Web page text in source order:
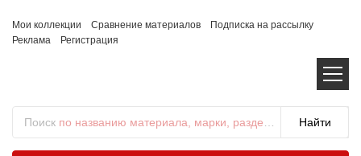
Мои коллекции Сравнение материалов
Подписка на рассылку
Реклама
Регистрация
Поиск по названию материала, марки, раздела...